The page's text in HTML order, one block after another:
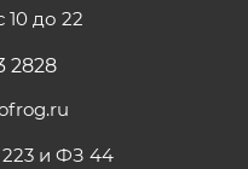
10 до 22
2828
и ФЗ 44